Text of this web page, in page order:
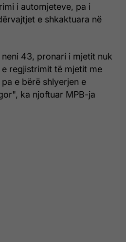
i automjeteve, pa i
e shkaktuara në
43, pronari i mjetit nuk
regjistrimit të mjetit me
e bërë shlyerjen e
ka njoftuar MPB-ja